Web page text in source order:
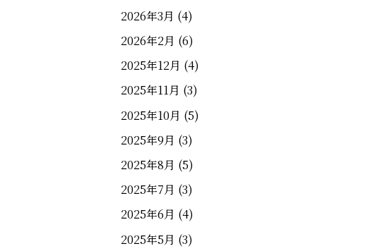
2026年3月 (4)
2026年2月 (6)
2025年12月 (4)
2025年11月 (3)
2025年10月 (5)
2025年9月 (3)
2025年8月 (5)
2025年7月 (3)
2025年6月 (4)
2025年5月 (3)